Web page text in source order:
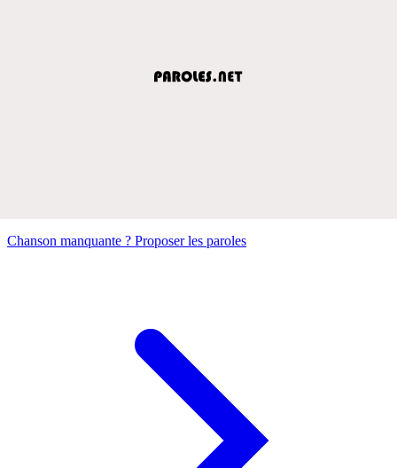
Chanson manquante ? Proposer les paroles